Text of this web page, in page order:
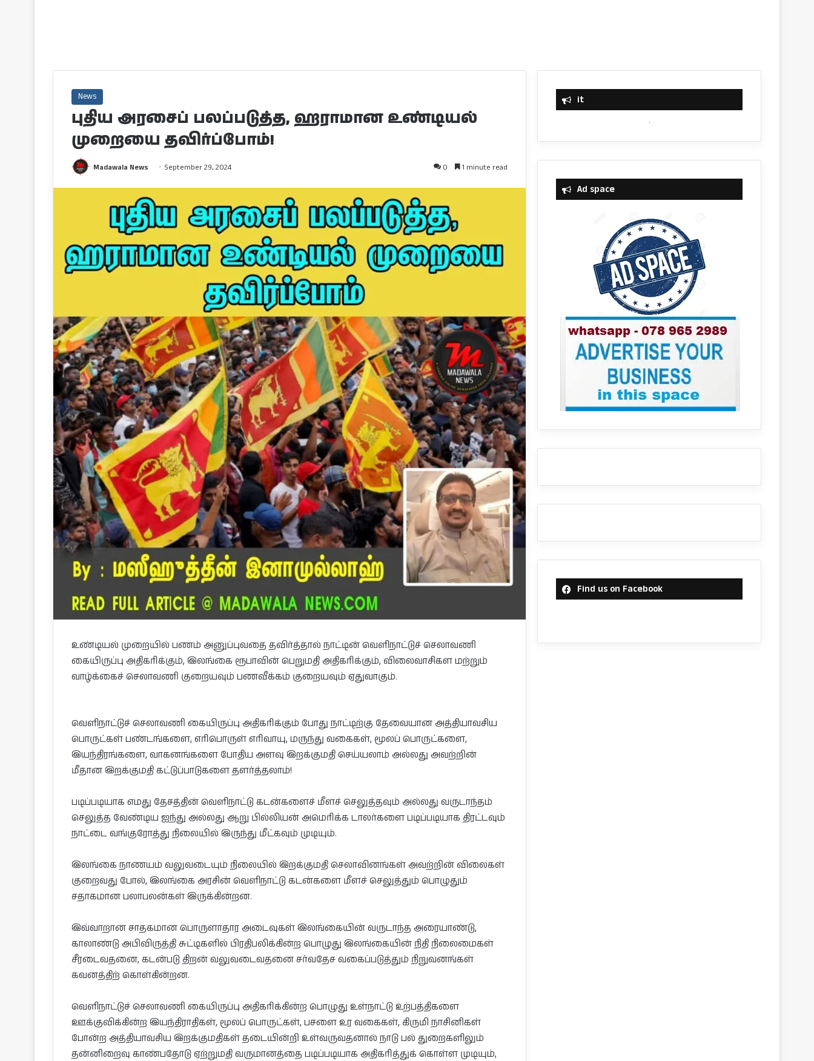
News
புதிய அரசைப் பலப்படுத்த, ஹராமான உண்டியல்
முறையை தவிர்ப்போம்!
Madawala News September 29, 2024 0 1 minute read
உண்டியல் முறையில் பணம் அனுப்புவதை தவிர்த்தால் நாட்டின் வெளிநாட்டுச் செலாவணி
கையிருப்பு அதிகரிக்கும், இலங்கை ரூபாவின் பெறுமதி அதிகரிக்கும், விலைவாசிகள மற்றும்
வாழ்க்கைச் செலாவணி குறையவும் பணவீக்கம் குறையவும் ஏதுவாகும்.
வெளிநாட்டுச் செலாவணி கையிருப்பு அதிகரிக்கும் போது நாட்டிற்கு தேவையான அத்தியாவசிய
பொருட்கள் பண்டங்களை, எரிபொருள் எரிவாயு, மருந்து வகைகள், மூலப் பொருட்களை,
இயந்திரங்களை, வாகனங்களை போதிய அளவு இறக்குமதி செய்யலாம் அல்லது அவற்றின்
மீதான இறக்குமதி கட்டுப்பாடுகளை தளர்த்தலாம்!
படிப்படியாக எமது தேசத்தின் வெளிநாட்டு கடன்களைச் மீளச் செலுத்தவும் அல்லது வருடாந்தம்
செலுத்த வேண்டிய ஐந்து அல்லது ஆறு பில்லியன் அமெரிக்க டாலர்களை படிப்படியாக திரட்டவும்
நாட்டை வங்குரோத்து நிலையில் இருந்து மீட்கவும் முடியும்.
இலங்கை நாணயம் வலுவடையும் நிலையில் இறக்குமதி செலாவினங்கள் அவற்றின் விலைகள்
குறைவது போல், இலங்கை அரசின் வெளிநாட்டு கடன்களை மீளச் செலுத்தும் பொழுதும்
சதாகமான பலாபலன்கள் இருக்கின்றன.
இவ்வாறான சாதகமான பொருளாதார அடைவுகள் இலங்கையின் வருடாந்த அரையாண்டு,
காலாண்டு அபிவிருத்தி சுட்டிகளில் பிரதிபலிக்கின்ற பொழுது இலங்கையின் நிதி நிலைமைகள்
சீரடைவதனை, கடன்படு திறன் வலுவடைவதனை சர்வதேச வகைப்படுத்தும் நிறுவனங்கள்
கவனத்திற் கொள்கின்றன.
வெளிநாட்டுச் செலாவணி கையிருப்பு அதிகரிக்கின்ற பொழுது உள்நாட்டு உற்பத்திகளை
ஊக்குவிக்கின்ற இயந்திராதிகள், மூலப் பொருட்கள், பசளை உர வகைகள், கிருமி நாசினிகள்
போன்ற அத்தியாவசிய இறக்குமதிகள் தடையின்றி உள்வருவதனால் நாடு பல் துறைகளிலும்
தன்னிறைவு காண்பதோடு ஏற்றுமதி வருமானத்தை படிப்படியாக அதிகரித்துக் கொள்ள முடியும்,
it
Ad space
Find us on Facebook